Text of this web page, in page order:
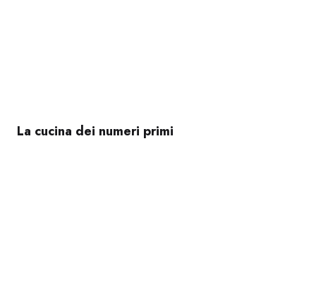
La cucina dei numeri primi